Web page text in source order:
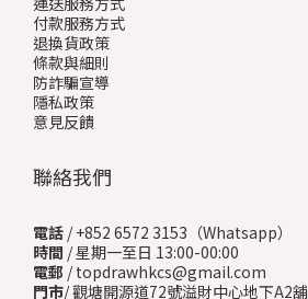
付款服務方式
退換貨政策
條款與細則
防詐騙宣導
隱私政策
意見反饋
聯絡我們
電話 / +852 6572 3153（Whatsapp）
時間 / 星期一至日 13:00-00:00
電郵 / topdrawhkcs@gmail.com
門市/ 觀塘開源道72號溢財中心地下A2舖